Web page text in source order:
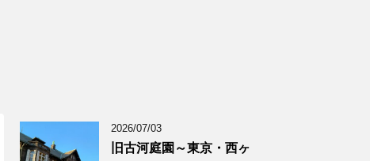
2026/07/03
旧古河庭園～東京・西ヶ